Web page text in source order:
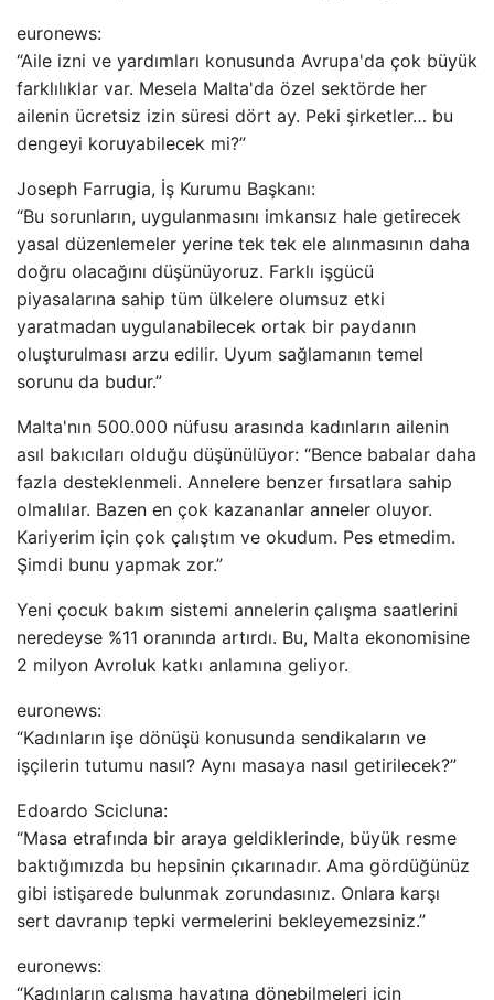
euronews:
“Aile izni ve yardımları konusunda Avrupa'da çok büyük
farklılıklar var. Mesela Malta'da özel sektörde her
ailenin ücretsiz izin süresi dört ay. Peki şirketler… bu
dengeyi koruyabilecek mi?”
Joseph Farrugia, İş Kurumu Başkanı:
“Bu sorunların, uygulanmasını imkansız hale getirecek
yasal düzenlemeler yerine tek tek ele alınmasının daha
doğru olacağını düşünüyoruz. Farklı işgücü
piyasalarına sahip tüm ülkelere olumsuz etki
yaratmadan uygulanabilecek ortak bir paydanın
oluşturulması arzu edilir. Uyum sağlamanın temel
sorunu da budur.”
Malta'nın 500.000 nüfusu arasında kadınların ailenin
asıl bakıcıları olduğu düşünülüyor: “Bence babalar daha
fazla desteklenmeli. Annelere benzer fırsatlara sahip
olmalılar. Bazen en çok kazananlar anneler oluyor.
Kariyerim için çok çalıştım ve okudum. Pes etmedim.
Şimdi bunu yapmak zor.”
Yeni çocuk bakım sistemi annelerin çalışma saatlerini
neredeyse %11 oranında artırdı. Bu, Malta ekonomisine
2 milyon Avroluk katkı anlamına geliyor.
euronews:
“Kadınların işe dönüşü konusunda sendikaların ve
işçilerin tutumu nasıl? Aynı masaya nasıl getirilecek?”
Edoardo Scicluna:
“Masa etrafında bir araya geldiklerinde, büyük resme
baktığımızda bu hepsinin çıkarınadır. Ama gördüğünüz
gibi istişarede bulunmak zorundasınız. Onlara karşı
sert davranıp tepki vermelerini bekleyemezsiniz.”
euronews:
“Kadınların çalışma hayatına dönebilmeleri için